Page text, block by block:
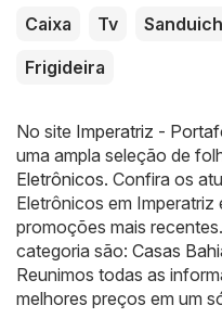
Caixa Tv
Frigideira
No site Imperatriz -
uma ampla seleção de
Eletrônicos. Confira os
Eletrônicos em
promoções mais
categoria são: Casas
Reunimos todas as
melhores preços em um